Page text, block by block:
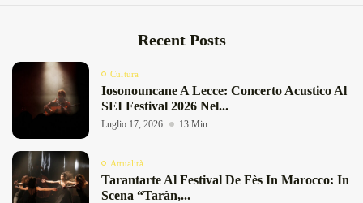
Recent Posts
Cultura
Iosonouncane A Lecce: Concerto Acustico Al
SEI Festival 2026 Nel...
Luglio 17, 2026 13 Min
Attualità
Tarantarte Al Festival De Fès In Marocco: In
Scena “Taràn,...